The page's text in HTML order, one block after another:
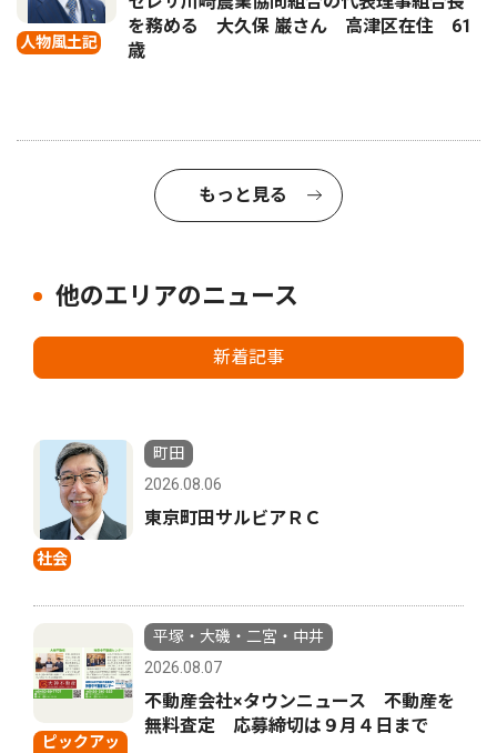
人物風土記
を務める 大久保 巌さん 高津区在住 61
歳
もっと見る
他のエリアのニュース
新着記事
社会
町田
2026.08.06
東京町田サルビアＲＣ
ピックアッ
平塚・大磯・二宮・中井
2026.08.07
不動産会社×タウンニュース 不動産を
無料査定 応募締切は９月４日まで